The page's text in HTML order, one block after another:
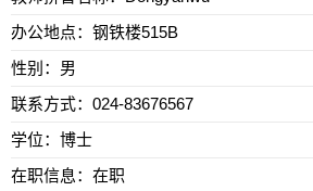
办公地点：钢铁楼515B
性别：男
联系方式： 024-83676567
学位：博士
在职信息：在职